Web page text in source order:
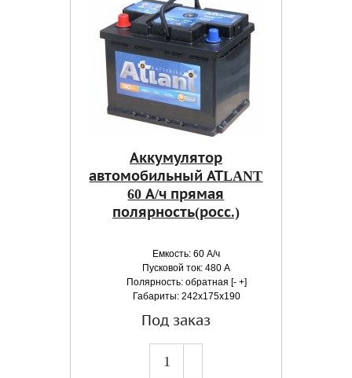
Аккумулятор
автомобильный АТLANT
60 А/ч прямая
полярность(росс.)
Емкость: 60 А/ч
Пусковой ток: 480 А
Полярность: обратная [- +]
Габариты: 242x175x190
Под заказ